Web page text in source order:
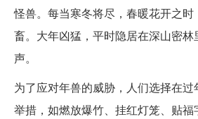
怪兽。每当寒冬将尽，春暖花开之时
畜。大年凶猛，平时隐居在深山密
声。
为了应对年兽的威胁，人们选择在
举措，如燃放爆竹、挂红灯笼、贴